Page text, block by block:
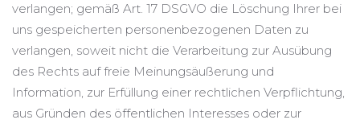
verlangen; gemäß Art. 17 DSGVO die Löschung Ihrer bei
uns gespeicherten personenbezogenen Daten zu
verlangen, soweit nicht die Verarbeitung zur Ausübung
des Rechts auf freie Meinungsäußerung und
Information, zur Erfüllung einer rechtlichen Verpflichtung,
aus Gründen des öffentlichen Interesses oder zur